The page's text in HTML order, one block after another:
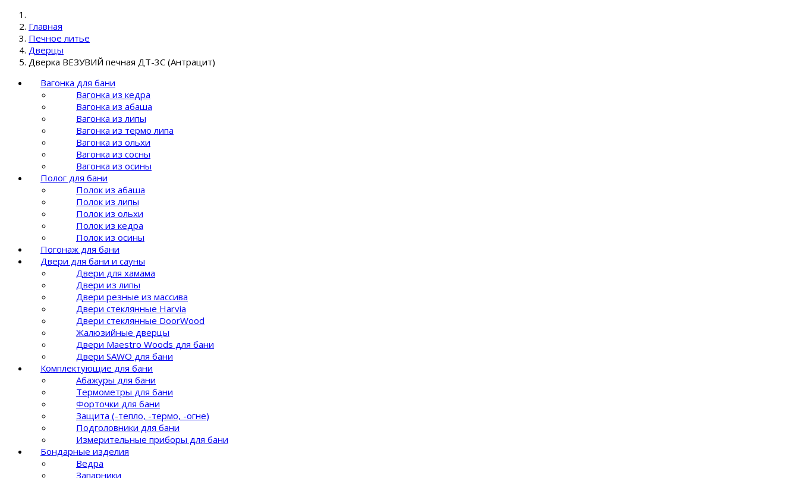
Главная
Печное литье
Дверцы
Дверка ВЕЗУВИЙ печная ДТ-3С (Антрацит)
Вагонка для бани
Вагонка из кедра
Вагонка из абаша
Вагонка из липы
Вагонка из термо липа
Вагонка из ольхи
Вагонка из сосны
Вагонка из осины
Полог для бани
Полок из абаша
Полок из липы
Полок из ольхи
Полок из кедра
Полок из осины
Погонаж для бани
Двери для бани и сауны
Двери для хамама
Двери из липы
Двери резные из массива
Двери стеклянные Harvia
Двери стеклянные DoorWood
Жалюзийные дверцы
Двери Maestro Woods для бани
Двери SAWO для бани
Комплектующие для бани
Абажуры для бани
Термометры для бани
Форточки для бани
Защита (-тепло, -термо, -огне)
Подголовники для бани
Измерительные приборы для бани
Бондарные изделия
Ведра
Запарники